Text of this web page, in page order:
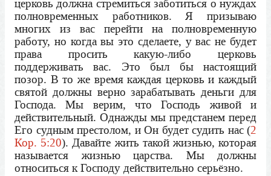
церковь должна стремиться заботиться о нуждах
полновременных работников. Я призываю
многих из вас перейти на полновременную
работу, но когда вы это сделаете, у вас не будет
права просить какую-либо церковь
поддерживать вас. Это был бы настоящий
позор. В то же время каждая церковь и каждый
святой должны верно зарабатывать деньги для
Господа. Мы верим, что Господь живой и
действительный. Однажды мы предстанем перед
Его судным престолом, и Он будет судить нас (2
Кор. 5:20). Давайте жить такой жизнью, которая
называется жизнью царства. Мы должны
относиться к Господу действительно серьёзно.